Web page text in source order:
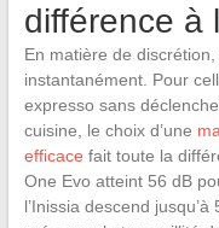
différence à
En matière de
instantanément. Pour
expresso sans
cuisine, le choix d’une
efficace fait toute la
One Evo atteint 56 dB
l’Inissia descend